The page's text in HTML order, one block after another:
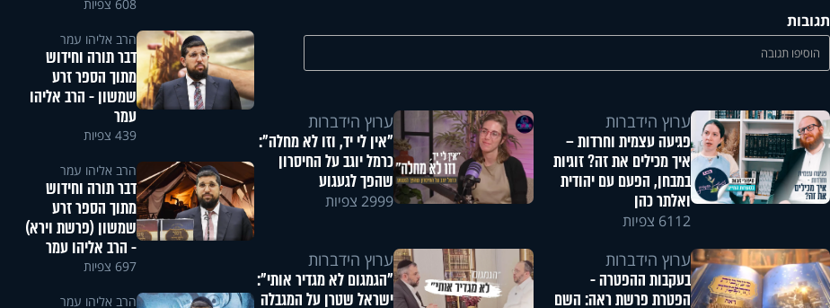
תגובות
הוסיפו תגובה
ערוץ הידברות
פגיעה עצמית וחרדות –
איך מכילים את זה? זוגיות
במבחן, הפעם עם יהודית
ואלתר כהן
6112 צפיות
ערוץ הידברות
"אין לי יד, וזו לא מחלה":
כרמל יוגב על החיסרון
שהפך לגעגוע
2999 צפיות
ערוץ הידברות
בעקבות ההפטרה -
הפטרת פרשת ראה: השם
ערוץ הידברות
"הגמגום לא מגדיר אותי":
ישראל שטרן על המגבלה
608 צפיות
הרב אליהו עמר
דבר תורה וחידוש
מתוך הספר זרע
שמשון - הרב אליהו
עמר
439 צפיות
הרב אליהו עמר
דבר תורה וחידוש
מתוך הספר זרע
שמשון (פרשת וירא)
- הרב אליהו עמר
697 צפיות
הרב אליהו עמר